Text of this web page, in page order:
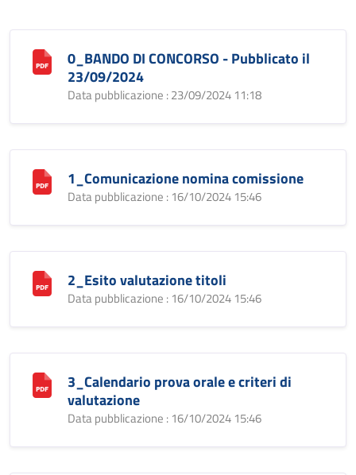
0_BANDO DI CONCORSO - Pubblicato il
23/09/2024
Data pubblicazione : 23/09/2024 11:18
1_Comunicazione nomina comissione
Data pubblicazione : 16/10/2024 15:46
2_Esito valutazione titoli
Data pubblicazione : 16/10/2024 15:46
3_Calendario prova orale e criteri di
valutazione
Data pubblicazione : 16/10/2024 15:46